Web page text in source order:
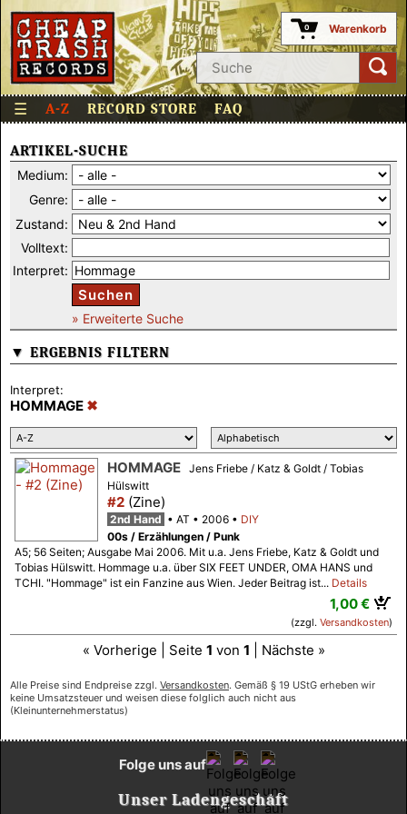
0 Warenkorb
☰ A-Z RECORD STORE FAQ
ARTIKEL-SUCHE
Medium:
Genre:
Zustand:
Volltext:
Interpret:
Suchen
» Erweiterte Suche
▼ ERGEBNIS FILTERN
Interpret:
HOMMAGE
HOMMAGE Jens Friebe / Katz & Goldt / Tobias
Hülswitt
#2 (Zine)
2nd Hand AT 2006
DIY
00s / Erzählungen / Punk
A5; 56 Seiten; Ausgabe Mai 2006. Mit u.a. Jens Friebe, Katz & Goldt und
Tobias Hülswitt. Hommage u.a. über SIX FEET UNDER, OMA HANS und
TCHI. "Hommage" ist ein Fanzine aus Wien. Jeder Beitrag ist... Details
1,00 €
(zzgl. Versandkosten)
« Vorherige | Seite 1 von 1 | Nächste »
Alle Preise sind Endpreise zzgl. Versandkosten. Gemäß § 19 UStG erheben wir
keine Umsatzsteuer und weisen diese folglich auch nicht aus
(Kleinunternehmerstatus)
Unser Ladengeschäft
Folge uns auf